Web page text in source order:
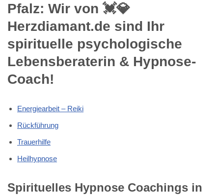
Pfalz: Wir von 💓️💎
Herzdiamant.de sind Ihr
spirituelle psychologische
Lebensberaterin & Hypnose-
Coach!
Energiearbeit – Reiki
Rückführung
Trauerhilfe
Heilhypnose
Spirituelles Hypnose Coachings in